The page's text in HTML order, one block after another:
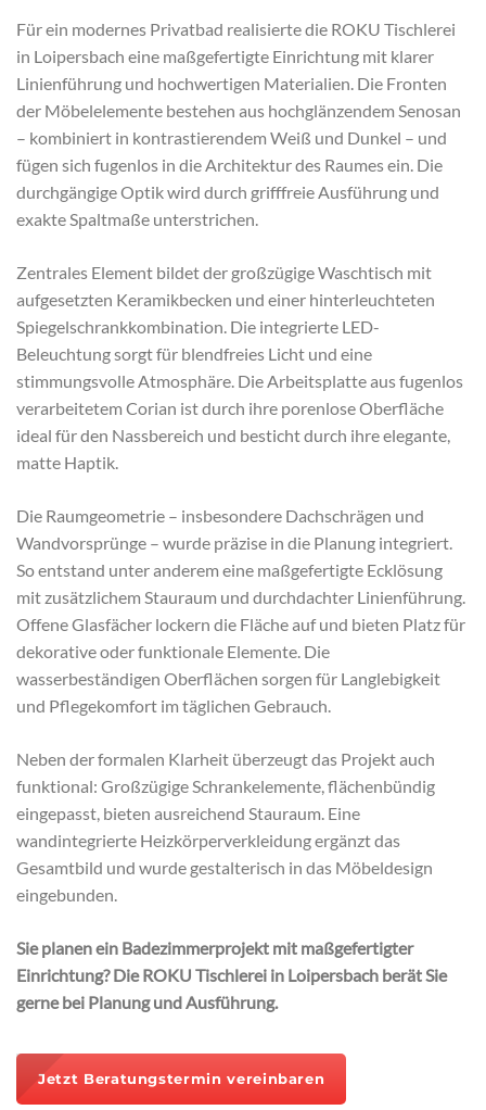
Für ein modernes Privatbad realisierte die ROKU Tischlerei
in Loipersbach eine maßgefertigte Einrichtung mit klarer
Linienführung und hochwertigen Materialien. Die Fronten
der Möbelelemente bestehen aus hochglänzendem Senosan
– kombiniert in kontrastierendem Weiß und Dunkel – und
fügen sich fugenlos in die Architektur des Raumes ein. Die
durchgängige Optik wird durch grifffreie Ausführung und
exakte Spaltmaße unterstrichen.
Zentrales Element bildet der großzügige Waschtisch mit
aufgesetzten Keramikbecken und einer hinterleuchteten
Spiegelschrankkombination. Die integrierte LED-
Beleuchtung sorgt für blendfreies Licht und eine
stimmungsvolle Atmosphäre. Die Arbeitsplatte aus fugenlos
verarbeitetem Corian ist durch ihre porenlose Oberfläche
ideal für den Nassbereich und besticht durch ihre elegante,
matte Haptik.
Die Raumgeometrie – insbesondere Dachschrägen und
Wandvorsprünge – wurde präzise in die Planung integriert.
So entstand unter anderem eine maßgefertigte Ecklösung
mit zusätzlichem Stauraum und durchdachter Linienführung.
Offene Glasfächer lockern die Fläche auf und bieten Platz für
dekorative oder funktionale Elemente. Die
wasserbeständigen Oberflächen sorgen für Langlebigkeit
und Pflegekomfort im täglichen Gebrauch.
Neben der formalen Klarheit überzeugt das Projekt auch
funktional: Großzügige Schrankelemente, flächenbündig
eingepasst, bieten ausreichend Stauraum. Eine
wandintegrierte Heizkörperverkleidung ergänzt das
Gesamtbild und wurde gestalterisch in das Möbeldesign
eingebunden.
Sie planen ein Badezimmerprojekt mit maßgefertigter
Einrichtung? Die ROKU Tischlerei in Loipersbach berät Sie
gerne bei Planung und Ausführung.
Jetzt Beratungstermin vereinbaren